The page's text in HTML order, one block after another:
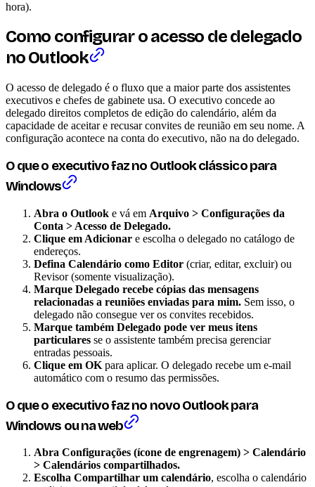
hora).
Como configurar o acesso de delegado
no Outlook
O acesso de delegado é o fluxo que a maior parte dos assistentes
executivos e chefes de gabinete usa. O executivo concede ao
delegado direitos completos de edição do calendário, além da
capacidade de aceitar e recusar convites de reunião em seu nome. A
configuração acontece na conta do executivo, não na do delegado.
O que o executivo faz no Outlook clássico para
Windows
Abra o Outlook e vá em Arquivo > Configurações da
Conta > Acesso de Delegado.
Clique em Adicionar e escolha o delegado no catálogo de
endereços.
Defina Calendário como Editor (criar, editar, excluir) ou
Revisor (somente visualização).
Marque Delegado recebe cópias das mensagens
relacionadas a reuniões enviadas para mim. Sem isso, o
delegado não consegue ver os convites recebidos.
Marque também Delegado pode ver meus itens
particulares se o assistente também precisa gerenciar
entradas pessoais.
Clique em OK para aplicar. O delegado recebe um e-mail
automático com o resumo das permissões.
O que o executivo faz no novo Outlook para
Windows ou na web
Abra Configurações (ícone de engrenagem) > Calendário
> Calendários compartilhados.
Escolha Compartilhar um calendário, escolha o calendário